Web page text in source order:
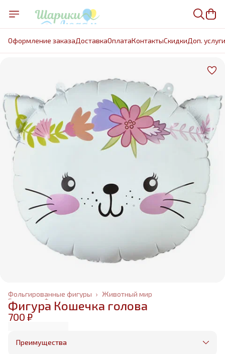
Оформление заказаДоставкаОплатаКонтактыCкидкиДоп. услуги
Животный мир
Фольгированные фигуры ›
Фольгированные шары
Главная
Фигура Кошечка голова
700 ₽
Преимущества
Оплата частями в Сплит